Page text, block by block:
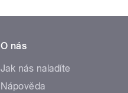
O nás
Jak nás naladíte
Nápověda